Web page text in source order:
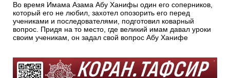
Во время Имама Азама Абу Ханифы один его соперников,
который его не любил, захотел опозорить его перед
учениками и последователями, подготовил коварный
вопрос. Придя на то место, где великий имам давал уроки
своим ученикам, он задал свой вопрос Абу Ханифе